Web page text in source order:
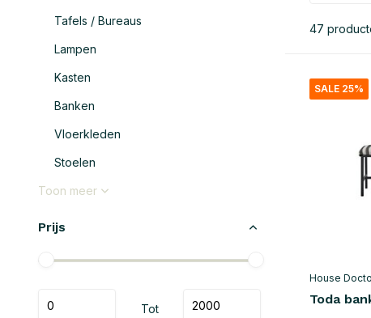
Tafels / Bureaus
Lampen
Kasten
Banken
Vloerkleden
Stoelen
Toon meer
Prijs
Tot
47
SALE 25%
House
Toda